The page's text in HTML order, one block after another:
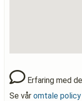
Erfaring med
Se vår omtale policy